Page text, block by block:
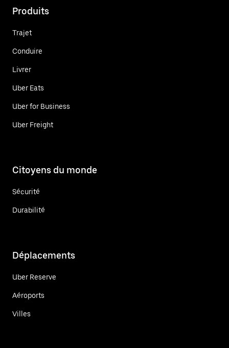
Produits
Trajet
Conduire
Livrer
Uber Eats
Uber for Business
Uber Freight
Citoyens du monde
Sécurité
Durabilité
Déplacements
Uber Reserve
Aéroports
Villes